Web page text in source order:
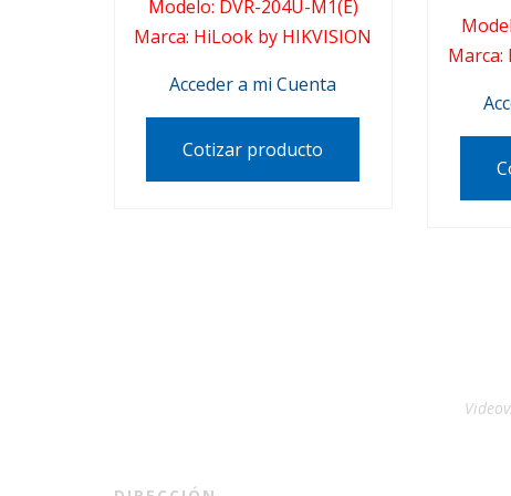
Modelo: DVR-204U-M1(E)
Marca: HiLook by HIKVISION
Acceder a mi Cuenta
Cotizar producto
Marca: